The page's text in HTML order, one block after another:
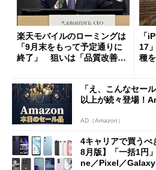
楽天モバイルのローミングは
「9月末をもって予定通りに
終了」 狙いは「品質改善」
も
「
17
種
「え、こんなセー
以上が続々登場！
AD（Amazon）
4キャリアで買うべ
8月版】「一括1円
ne／Pixel／